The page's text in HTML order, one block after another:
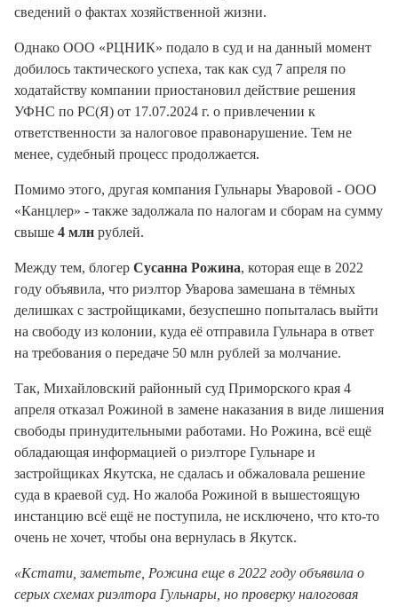
сведений о фактах хозяйственной жизни.
Однако ООО «РЦНИК» подало в суд и на данный момент
добилось тактического успеха, так как суд 7 апреля по
ходатайству компании приостановил действие решения
УФНС по РС(Я) от 17.07.2024 г. о привлечении к
ответственности за налоговое правонарушение. Тем не
менее, судебный процесс продолжается.
Помимо этого, другая компания Гульнары Уваровой - ООО
«Канцлер» - также задолжала по налогам и сборам на сумму
свыше 4 млн рублей.
Между тем, блогер Сусанна Рожина, которая еще в 2022
году объявила, что риэлтор Уварова замешана в тёмных
делишках с застройщиками, безуспешно попыталась выйти
на свободу из колонии, куда её отправила Гульнара в ответ
на требования о передаче 50 млн рублей за молчание.
Так, Михайловский районный суд Приморского края 4
апреля отказал Рожиной в замене наказания в виде лишения
свободы принудительными работами. Но Рожина, всё ещё
обладающая информацией о риэлторе Гульнаре и
застройщиках Якутска, не сдалась и обжаловала решение
суда в краевой суд. Но жалоба Рожиной в вышестоящую
инстанцию всё ещё не поступила, не исключено, что кто-то
очень не хочет, чтобы она вернулась в Якутск.
«Кстати, заметьте, Рожина еще в 2022 году объявила о
серых схемах риэлтора Гульнары, но проверку налоговая